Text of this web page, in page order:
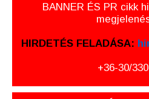
BANNER ÉS PR cikk
HIRDETÉS FELADÁSA:
+36-30/